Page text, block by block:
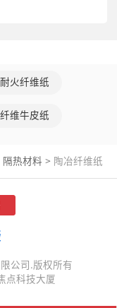
耐火纤维纸
纤维牛皮纸
热材料 > 陶冶纤维纸
公司.版权所有
点科技大厦